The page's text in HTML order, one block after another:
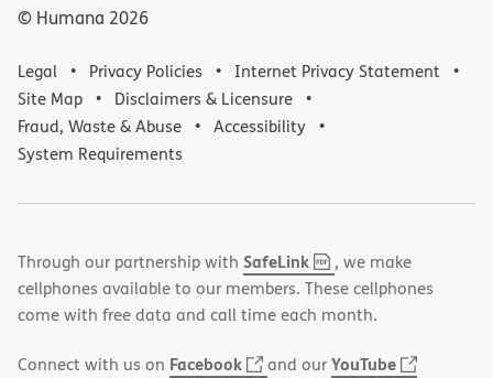
© Humana 2026
Legal Privacy Policies
Internet Privacy Statement
Site Map
Disclaimers & Licensure
Fraud, Waste & Abuse
Accessibility
System Requirements
Through our partnership with SafeLink,
PDF
(opens
in
new
, we make
cellphones available to our members. These cellphones
come with free data and call time each month.
Connect with us on Facebook
(opens
and ourYouTube
(opens